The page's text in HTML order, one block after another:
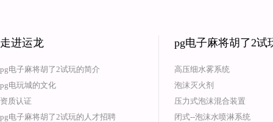
走进运龙
pg电子麻将胡了2试玩的简介
pg电玩城的文化
资质认证
pg电子麻将胡了2试玩的人才招聘
pg电子麻将胡了2试
高压细水雾系统
泡沫灭火剂
压力式泡沫混合装置
闭式--泡沫水喷淋系统